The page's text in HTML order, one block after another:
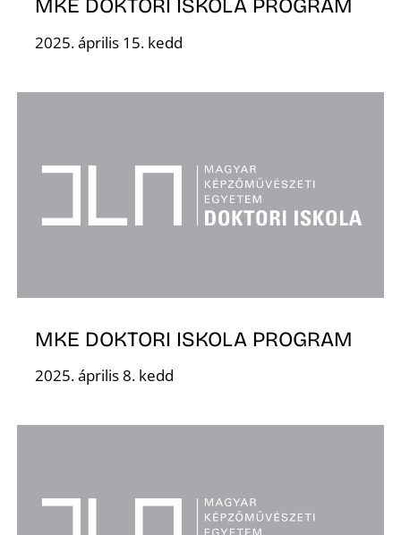
MKE DOKTORI ISKOLA PROGRAM
2025. április 15. kedd
MKE DOKTORI ISKOLA PROGRAM
2025. április 8. kedd